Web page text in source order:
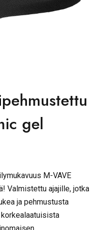
gel
M-VAVE
Valmistettu ajajille, jotka
ja pehmustusta